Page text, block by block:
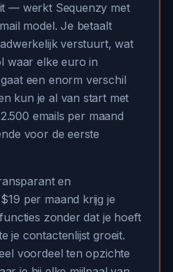
— werkt Sequenzy met
model. Je betaalt
verstuurt, wat
waar elke euro in
een enorm verschil
kun je al van start met
emails per maand
voor de eerste
en
per maand krijg je
zonder dat je hoeft
je contactenlijst groeit.
voordeel ten opzichte